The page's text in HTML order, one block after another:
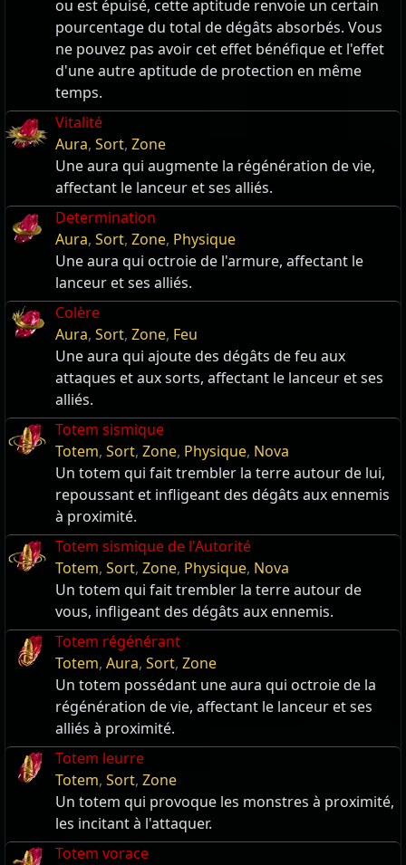
ou est épuisé, cette aptitude renvoie un certain
pourcentage du total de dégâts absorbés. Vous
ne pouvez pas avoir cet effet bénéfique et l'effet
d'une autre aptitude de protection en même
temps.
Vitalité
Aura, Sort, Zone
Une aura qui augmente la régénération de vie,
affectant le lanceur et ses alliés.
Determination
Aura, Sort, Zone, Physique
Une aura qui octroie de l'armure, affectant le
lanceur et ses alliés.
Colère
Aura, Sort, Zone, Feu
Une aura qui ajoute des dégâts de feu aux
attaques et aux sorts, affectant le lanceur et ses
alliés.
Totem sismique
Totem, Sort, Zone, Physique, Nova
Un totem qui fait trembler la terre autour de lui,
repoussant et infligeant des dégâts aux ennemis
à proximité.
Totem sismique de l'Autorité
Totem, Sort, Zone, Physique, Nova
Un totem qui fait trembler la terre autour de
vous, infligeant des dégâts aux ennemis.
Totem régénérant
Totem, Aura, Sort, Zone
Un totem possédant une aura qui octroie de la
régénération de vie, affectant le lanceur et ses
alliés à proximité.
Totem leurre
Totem, Sort, Zone
Un totem qui provoque les monstres à proximité,
les incitant à l'attaquer.
Totem vorace